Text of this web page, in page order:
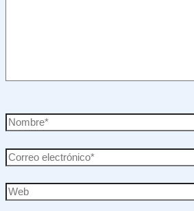
Nombre*
Correo
electrónico*
Web